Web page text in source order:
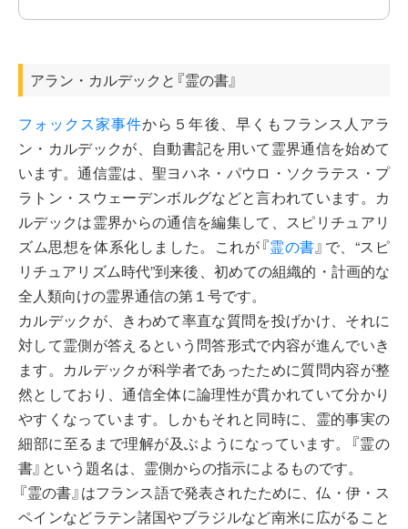
アラン・カルデックと『霊の書』
フォックス家事件から５年後、早くもフランス人アラ
ン・カルデックが、自動書記を用いて霊界通信を始めて
います。通信霊は、聖ヨハネ・パウロ・ソクラテス・プ
ラトン・スウェーデンボルグなどと言われています。カ
ルデックは霊界からの通信を編集して、スピリチュアリ
ズム思想を体系化しました。これが『霊の書』で、“スピ
リチュアリズム時代”到来後、初めての組織的・計画的な
全人類向けの霊界通信の第１号です。
カルデックが、きわめて率直な質問を投げかけ、それに
対して霊側が答えるという問答形式で内容が進んでいき
ます。カルデックが科学者であったために質問内容が整
然としており、通信全体に論理性が貫かれていて分かり
やすくなっています。しかもそれと同時に、霊的事実の
細部に至るまで理解が及ぶようになっています。『霊の
書』という題名は、霊側からの指示によるものです。
『霊の書』はフランス語で発表されたために、仏・伊・ス
ペインなどラテン諸国やブラジルなど南米に広がること